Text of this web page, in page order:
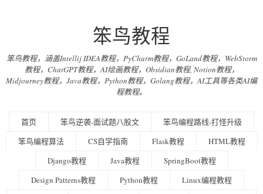
笨鸟教程
笨鸟教程，涵盖Intellij IDEA教程，PyCharm教程，GoLand教程，WebStorm
教程，ChatGPT教程，AI绘画教程，Obsidian教程, Notion教程，
Midjourney教程，Java教程，Python教程，Golang教程，AI工具等各类AI编
程教程。
首页 笨鸟逆袭-面试题八股文
笨鸟编程路线-打怪升级
笨鸟编程算法
CS自学指南 Flask教程
HTML教程
Django教程
Java教程
SpringBoot教程
Design Patterns教程
Python教程
Linux编程教程